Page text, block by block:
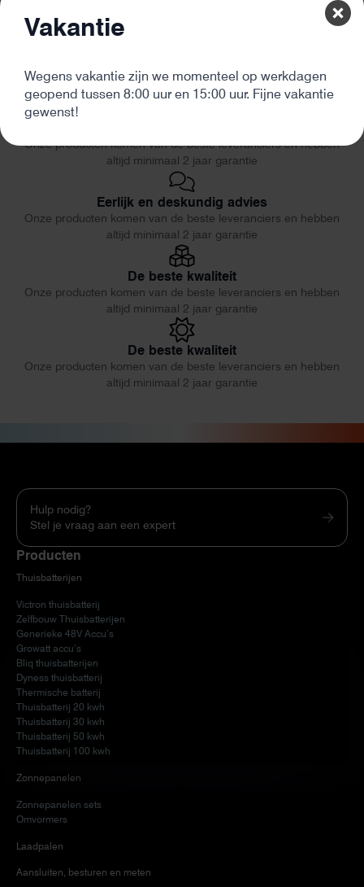
Onze producten komen van de beste leveranciers en hebben
altijd minimaal 2 jaar garantie
Eerlijk en deskundig advies
Onze producten komen van de beste leveranciers en hebben
altijd minimaal 2 jaar garantie
De beste kwaliteit
Onze producten komen van de beste leveranciers en hebben
altijd minimaal 2 jaar garantie
De beste kwaliteit
Onze producten komen van de beste leveranciers en hebben
altijd minimaal 2 jaar garantie
Hulp nodig?
Stel je vraag aan een expert
Producten
Thuisbatterijen
Victron thuisbatterij
Zelfbouw Thuisbatterijen
Generieke 48V Accu’s
Growatt accu’s
Bliq thuisbatterijen
Dyness thuisbatterij
Thermische batterij
Thuisbatterij 20 kwh
Thuisbatterij 30 kwh
Thuisbatterij 50 kwh
Thuisbatterij 100 kwh
Zonnepanelen
Zonnepanelen sets
Omvormers
Laadpalen
Aansluiten, besturen en meten
Vakantie
Wegens vakantie zijn we momenteel op werkdagen
geopend tussen 8:00 uur en 15:00 uur. Fijne vakantie
gewenst!